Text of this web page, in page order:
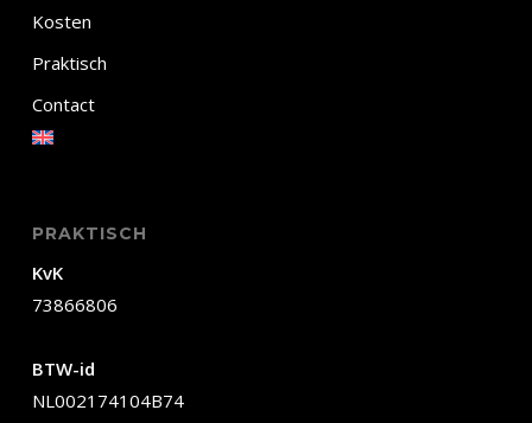
Kosten
Praktisch
Contact
PRAKTISCH
KvK
73866806
BTW-id
NL002174104B74